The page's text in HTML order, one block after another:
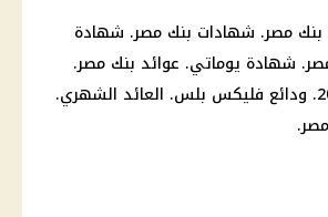
بنك مصر. شهادات بنك مصر. شهادة
شهادة يوماتي. عوائد بنك مصر.
2026. ودائع فليكس بلس. العائد الشهري.
.